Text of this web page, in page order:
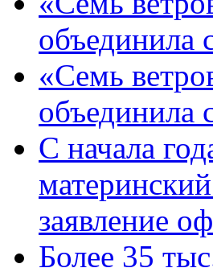
объединила
«Семь
объединила
С начала
заявление
Более 35